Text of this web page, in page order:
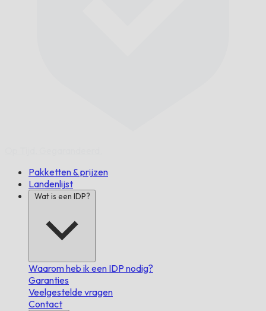
Pakketten & prijzen
Landenlijst
Wat is een IDP?
Waarom heb ik een IDP nodig?
Garanties
Veelgestelde vragen
Contact